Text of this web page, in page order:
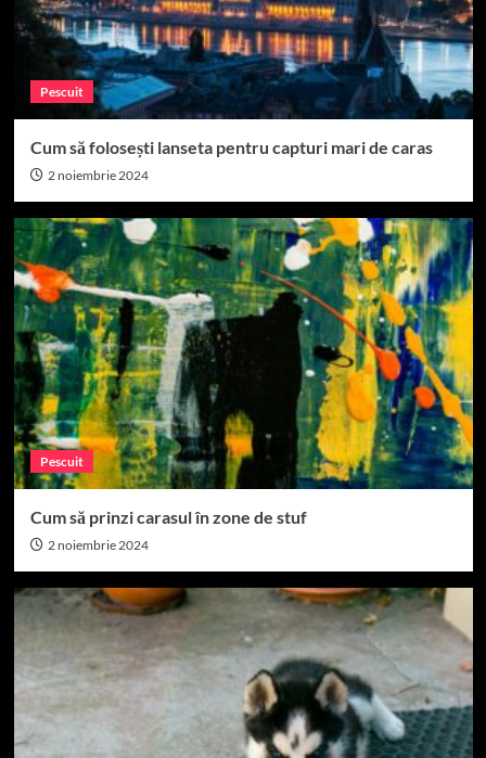
Pescuit
Cum să folosești lanseta pentru capturi mari de caras
2 noiembrie 2024
Pescuit
Cum să prinzi carasul în zone de stuf
2 noiembrie 2024